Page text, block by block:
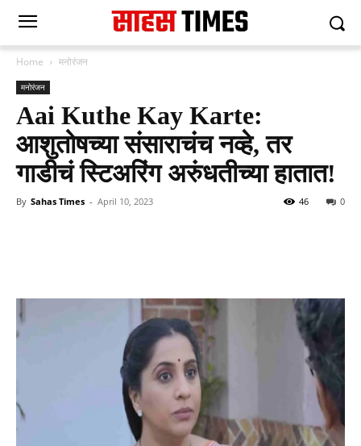
Home मनोरंजन
मनोरंजन
Aai Kuthe Kay Karte:
आशुतोषच्या संसाराचंच नव्हे, तर
गाडीचं स्टिअरिंग अरुंधतीच्या हातात!
By Sahas Times - April 10, 2023 0
46